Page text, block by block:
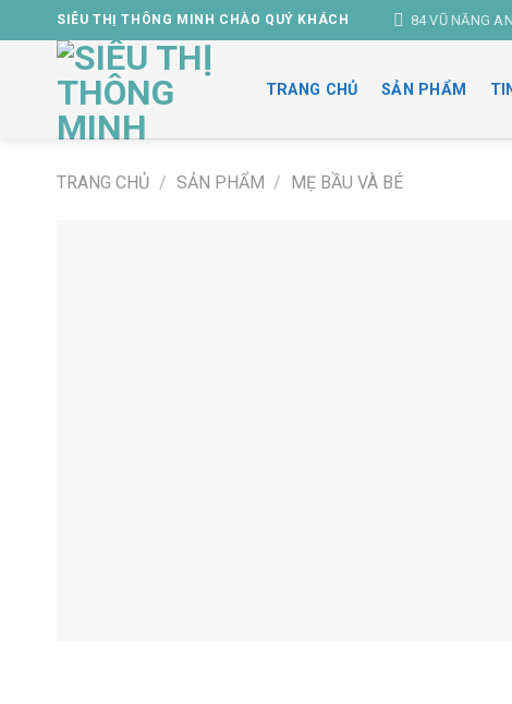
to
SIÊU THỊ THÔNG MINH CHÀO QUÝ KHÁCH 84 VŨ NĂNG
TRANG CHỦ SẢN PHẨM
TRANG CHỦ / SẢN PHẨM / MẸ BẦU VÀ BÉ